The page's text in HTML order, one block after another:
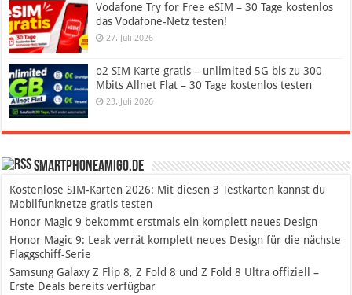
Vodafone Try for Free eSIM – 30 Tage kostenlos
das Vodafone-Netz testen!
27. Juli 2026
o2 SIM Karte gratis – unlimited 5G bis zu 300
Mbits Allnet Flat – 30 Tage kostenlos testen
23. Juli 2026
SmartphoneAmigo.de
Kostenlose SIM-Karten 2026: Mit diesen 3 Testkarten kannst du
Mobilfunknetze gratis testen
Honor Magic 9 bekommt erstmals ein komplett neues Design
Honor Magic 9: Leak verrät komplett neues Design für die nächste
Flaggschiff-Serie
Samsung Galaxy Z Flip 8, Z Fold 8 und Z Fold 8 Ultra offiziell –
Erste Deals bereits verfügbar